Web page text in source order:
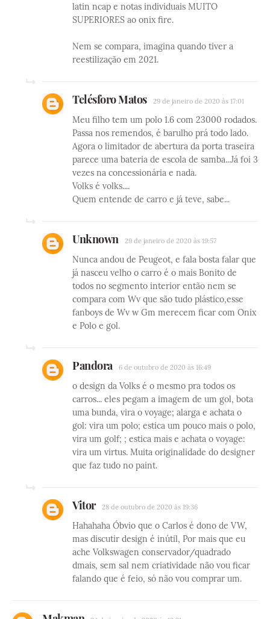
latin ncap e notas individuais MUITO
SUPERIORES ao onix fire.
Nem se compara, imagina quando tiver a
reestilização em 2021.
Telésforo Matos 29 de janeiro de 2020 às 17:01
Meu filho tem um polo 1.6 com 23000 rodados.
Passa nos remendos, é barulho prá todo lado.
Agora o limitador de abertura da porta traseira
parece uma bateria de escola de samba...Já foi 3
vezes na concessionária e nada.
Volks é volks....
Quem entende de carro e já teve, sabe...
Unknown 29 de janeiro de 2020 às 19:57
Nunca andou de Peugeot, e fala bosta falar que
já nasceu velho o carro é o mais Bonito de
todos no segmento interior então nem se
compara com Wv que são tudo plástico,esse
fanboys de Wv w Gm merecem ficar com Onix
e Polo e gol.
Pandora 6 de outubro de 2020 às 16:49
o design da Volks é o mesmo pra todos os
carros... eles pegam a imagem de um gol, bota
uma bunda, vira o voyage; alarga e achata o
gol: vira um polo; estica um pouco mais o polo,
vira um golf; ; estica mais e achata o voyage:
vira um virtus. Muita originalidade do designer
que faz tudo no paint.
Vitor 28 de outubro de 2020 às 19:36
Hahahaha Óbvio que o Carlos é dono de VW,
mas discutir design é inútil, Por mais que eu
ache Volkswagen conservador/quadrado
dmais, sem sal nem criatividade não vou ficar
falando que é feio, só não vou comprar um.